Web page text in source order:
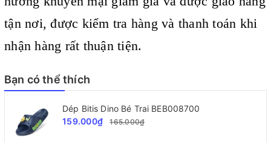
tận nơi, được kiểm tra hàng và thanh toán khi
nhận hàng rất thuận tiện.
Bạn có thể thích
Dép Bitis Dino Bé Trai BEB008700
159.000₫
165.000₫